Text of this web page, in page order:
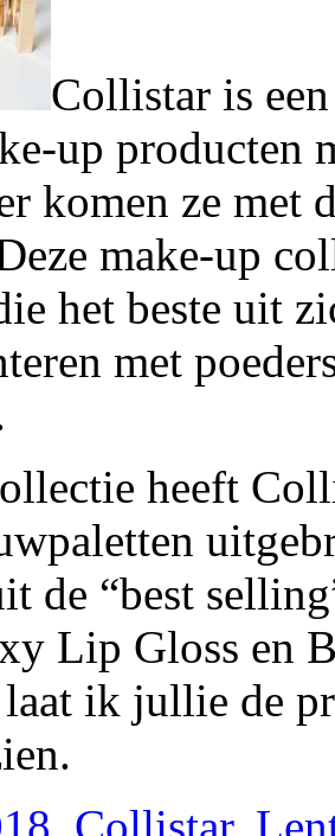
Collistar is
up producten
komen ze met
make-up
het beste uit
met
heeft
de “best
Lip Gloss en
ik jullie de
, Collistar,